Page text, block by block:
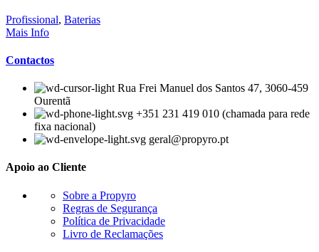
Profissional, Baterias
Mais Info
Contactos
Rua Frei Manuel dos Santos 47, 3060-459
Ourentã​
+351 231 419 010 (chamada para rede
fixa nacional)
geral@propyro.pt
Apoio ao Cliente
Sobre a Propyro
Regras de Segurança
Política de Privacidade
Livro de Reclamações